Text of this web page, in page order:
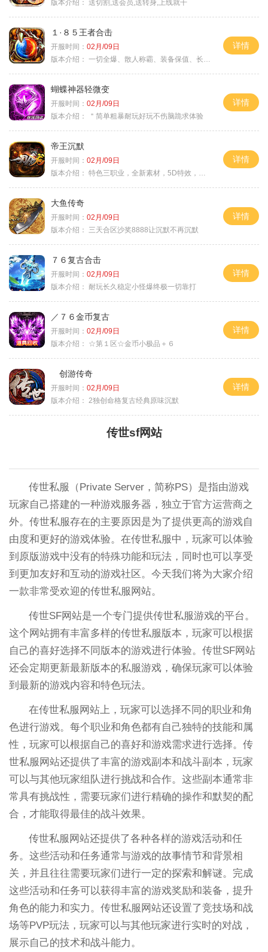
版本介绍： 送切割,送会员,送转身,上线就干
１·８５王者合击
开服时间： 02月/09日
版本介绍： 一切全爆、散人称霸、装备保值、长期耐玩
详情
蝴蝶神器轻微变
开服时间： 02月/09日
版本介绍：
＂简单粗暴耐玩好玩不伤脑跪求体验
详情
帝王沉默
开服时间： 02月/09日
版本介绍： 特色三职业，全新素材，5D特效，不卡图
详情
大鱼传奇
开服时间： 02月/09日
版本介绍：
三天合区沙奖8888让沉默不再沉默
详情
７６复古合击
开服时间： 02月/09日
版本介绍： 耐玩长久稳定小怪爆终极一切靠打
详情
／７６金币复古
开服时间： 02月/09日
版本介绍：
☆第１区☆金币小极品＋６
详情
创游传奇
开服时间： 02月/09日
版本介绍： 2独创命格复古经典原味沉默
详情
传世sf网站
传世私服（Private Server，简称PS）是指由游戏
玩家自己搭建的一种游戏服务器，独立于官方运营商之
外。传世私服存在的主要原因是为了提供更高的游戏自
由度和更好的游戏体验。在传世私服中，玩家可以体验
到原版游戏中没有的特殊功能和玩法，同时也可以享受
到更加友好和互动的游戏社区。今天我们将为大家介绍
一款非常受欢迎的传世私服网站。
传世SF网站是一个专门提供传世私服游戏的平台。
这个网站拥有丰富多样的传世私服版本，玩家可以根据
自己的喜好选择不同版本的游戏进行体验。传世SF网站
还会定期更新最新版本的私服游戏，确保玩家可以体验
到最新的游戏内容和特色玩法。
在传世私服网站上，玩家可以选择不同的职业和角
色进行游戏。每个职业和角色都有自己独特的技能和属
性，玩家可以根据自己的喜好和游戏需求进行选择。传
世私服网站还提供了丰富的游戏副本和战斗副本，玩家
可以与其他玩家组队进行挑战和合作。这些副本通常非
常具有挑战性，需要玩家们进行精确的操作和默契的配
合，才能取得最佳的战斗效果。
传世私服网站还提供了各种各样的游戏活动和任
务。这些活动和任务通常与游戏的故事情节和背景相
关，并且往往需要玩家们进行一定的探索和解谜。完成
这些活动和任务可以获得丰富的游戏奖励和装备，提升
角色的能力和实力。传世私服网站还设置了竞技场和战
场等PVP玩法，玩家可以与其他玩家进行实时的对战，
展示自己的技术和战斗能力。